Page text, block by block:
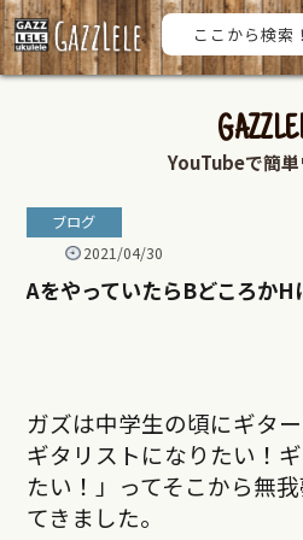
YouTubeで簡
ブログ
2021/04/30
AをやっていたらBどころかH
ガズは中学生の頃にギタ
ギタリストになりたい！
たい！」ってそこから無
てきました。